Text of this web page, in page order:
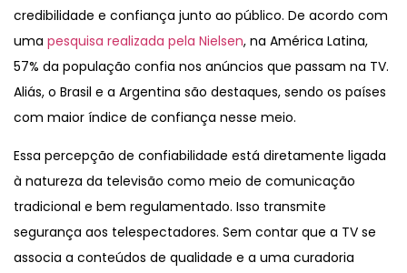
credibilidade e confiança junto ao público. De acordo com
uma pesquisa realizada pela Nielsen, na América Latina,
57% da população confia nos anúncios que passam na TV.
Aliás, o Brasil e a Argentina são destaques, sendo os países
com maior índice de confiança nesse meio.
Essa percepção de confiabilidade está diretamente ligada
à natureza da televisão como meio de comunicação
tradicional e bem regulamentado. Isso transmite
segurança aos telespectadores. Sem contar que a TV se
associa a conteúdos de qualidade e a uma curadoria